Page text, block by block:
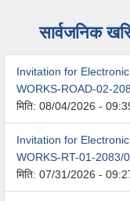
सार्वजनिक
Invitation for
WORKS-ROAD-02-
मिति: 08/04/2026 -
Invitation for
WORKS-RT-01-2083/
मिति: 07/31/2026 -